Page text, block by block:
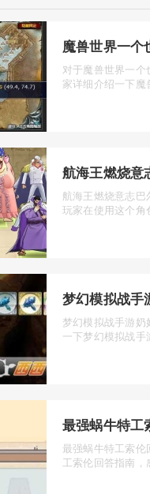
魔兽世界一个
对于魔兽世界一
家详细介绍一下
航海王燃烧意
航海王燃烧意志
玩家在使用这个
梦幻模拟战手
梦幻模拟战手游
一下梦幻模拟战
最强蜗牛特工
最强蜗牛特工索
工索伦回答指南